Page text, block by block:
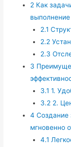
2 Как
выполнение
2.1
2.2
2.3
3
3.1 1.
3.2 2.
4 Создание
мгновенно
4.1